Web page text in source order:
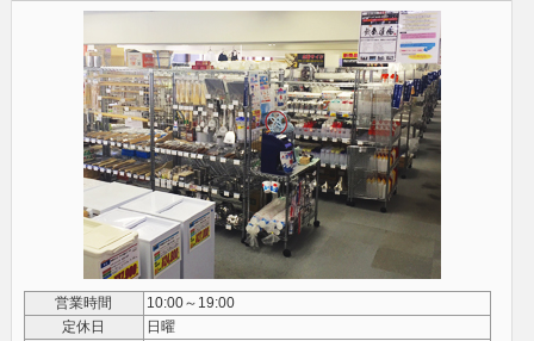
営業時間
10:00～19:00
定休日
日曜